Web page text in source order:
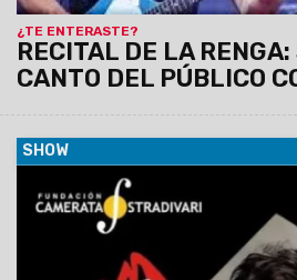
¿TE ENTERASTE?
RECITAL DE LA RENGA:
CANTO DEL PÚBLICO
SHOW
11/07/2023 El miércoles 12 de julio
Stradivari ofrecerá un nuevo
homenajes a grandes compositores
tendrá lugar en el Teatro Provincial